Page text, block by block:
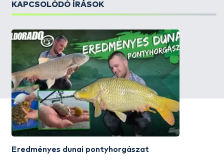
KAPCSOLÓDÓ ÍRÁSOK
Eredményes dunai pontyhorgászat